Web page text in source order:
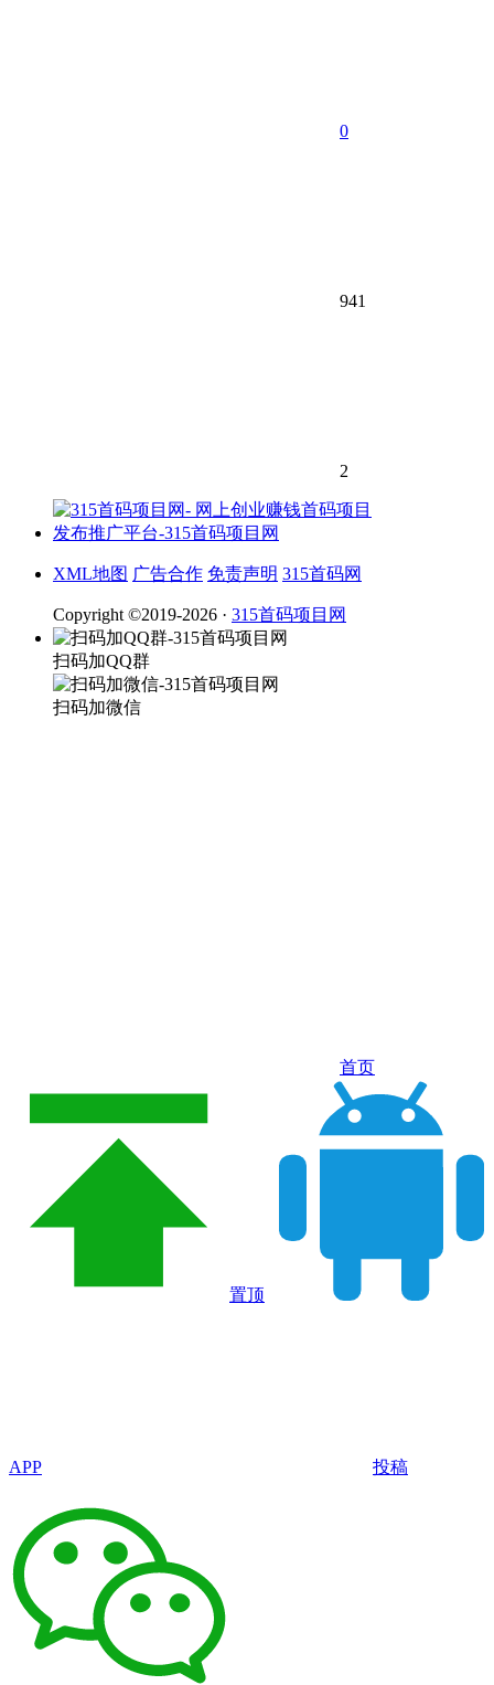
0
941
2
XML地图 广告合作 免责声明 315首码网
Copyright ©2019-2026 · 315首码项目网
扫码加QQ群
扫码加微信
首页
置顶
APP 投稿